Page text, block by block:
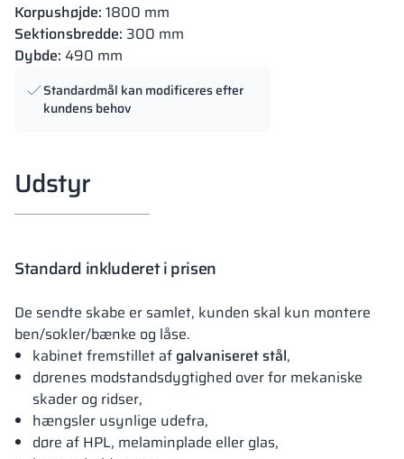
Korpushøjde: 1800 mm
Sektionsbredde: 300 mm
Dybde: 490 mm
Standardmål kan modificeres efter
kundens behov
Udstyr
Standard inkluderet i prisen
De sendte skabe er samlet, kunden skal kun montere
ben/sokler/bænke og låse.
kabinet fremstillet af galvaniseret stål,
dørenes modstandsdygtighed over for mekaniske
skader og ridser,
hængsler usynlige udefra,
døre af HPL, melaminplade eller glas,